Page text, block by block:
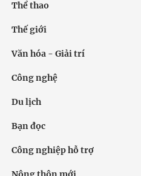
Thể thao
Thế giới
Văn hóa - Giải trí
Công nghệ
Du lịch
Bạn đọc
Công nghiệp hỗ trợ